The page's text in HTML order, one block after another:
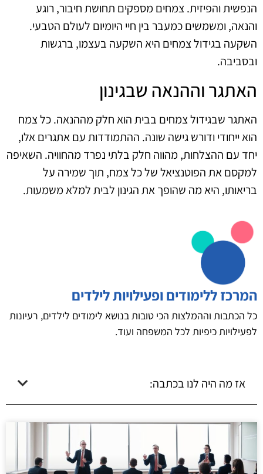
הנפשית והפיזית. צמחים מספקים תחושת חיבור, רוגע
והנאה, ומשמשים כמעבר בין חיי היומיום לעולם הטבעי.
השקעה בגידול צמחים היא השקעה בעצמו, ברגשות
ובסביבה.
האתגר וההנאה שבגינון
האתגר שבגידול צמחים בבית הוא חלק מההנאה. כל צמח
הוא ייחודי ודורש גישה שונה. ההתמודדות עם אתגרים אלו,
יחד עם ההצלחות, מהווה חלק בלתי נפרד מהחוויה. השאיפה
למקסם את הפוטנציאל של כל צמח, תוך שמירה על
בריאותו, היא מה שהופך את הגינון לבית למלא משמעות.
המרכז ללימודים ופעילויות לילדים
כל הכתבות וההמלצות הכי טובות בנושא לימודים לילדים, רעיונות
לפעילויות כיפיות לכל המשפחה ועוד.
אז מה היה לנו בכתבה: